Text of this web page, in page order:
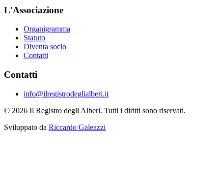
L'Associazione
Organigramma
Statuto
Diventa socio
Contatti
Contatti
info@ilregistrodeglialberi.it
© 2026 Il Registro degli Alberi. Tutti i diritti sono riservati.
Sviluppato da Riccardo Galeazzi